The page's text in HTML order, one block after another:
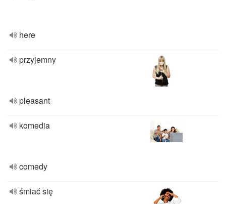
here
przyjemny
pleasant
komedia
comedy
śmiać się